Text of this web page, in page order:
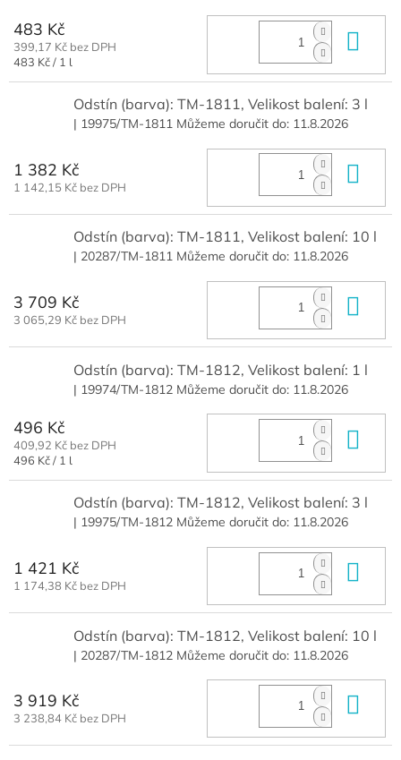
483 Kč
399,17 Kč bez DPH
Měrná
483 Kč / 1 l
Odstín (barva): TM-1811, Velikost balení: 3 l
| 19975/TM-1811 Můžeme doručit do: 11.8.2026
1 382 Kč
1 142,15 Kč bez DPH
Odstín (barva): TM-1811, Velikost balení: 10 l
| 20287/TM-1811 Můžeme doručit do: 11.8.2026
3 709 Kč
3 065,29 Kč bez DPH
Odstín (barva): TM-1812, Velikost balení: 1 l
| 19974/TM-1812 Můžeme doručit do: 11.8.2026
496 Kč
409,92 Kč bez DPH
Měrná
496 Kč / 1 l
Odstín (barva): TM-1812, Velikost balení: 3 l
| 19975/TM-1812 Můžeme doručit do: 11.8.2026
1 421 Kč
1 174,38 Kč bez DPH
Odstín (barva): TM-1812, Velikost balení: 10 l
| 20287/TM-1812 Můžeme doručit do: 11.8.2026
3 919 Kč
3 238,84 Kč bez DPH